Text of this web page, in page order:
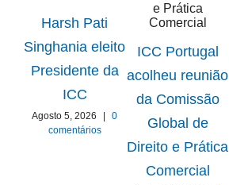
Harsh Pati
Singhania eleito
Presidente da
ICC
Agosto 5, 2026 |
0
comentários
ICC Portugal
acolheu reunião
da Comissão
Global de
Direito e Prática
Comercial